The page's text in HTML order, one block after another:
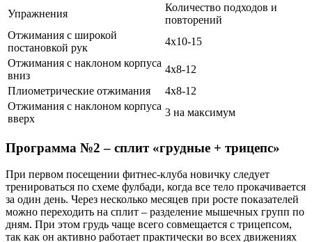
Упражнения
Количество подходов и
повторений
Отжимания с широкой
постановкой рук
4х10-15
Отжимания с наклоном корпуса
вниз
4х8-12
Плиометрические отжимания
4х8-12
Отжимания с наклоном корпуса
вверх
3 на максимум
Программа №2 – сплит «грудные + трицепс»
При первом посещении фитнес-клуба новичку следует
тренироваться по схеме фулбади, когда все тело прокачивается
за один день. Через несколько месяцев при росте показателей
можно переходить на сплит – разделение мышечных групп по
дням. При этом грудь чаще всего совмещается с трицепсом,
так как он активно работает практически во всех движениях